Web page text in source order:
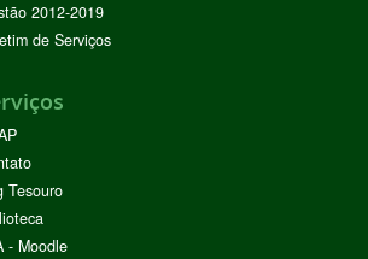
2012-2019
de Serviços
Tesouro
- Moodle